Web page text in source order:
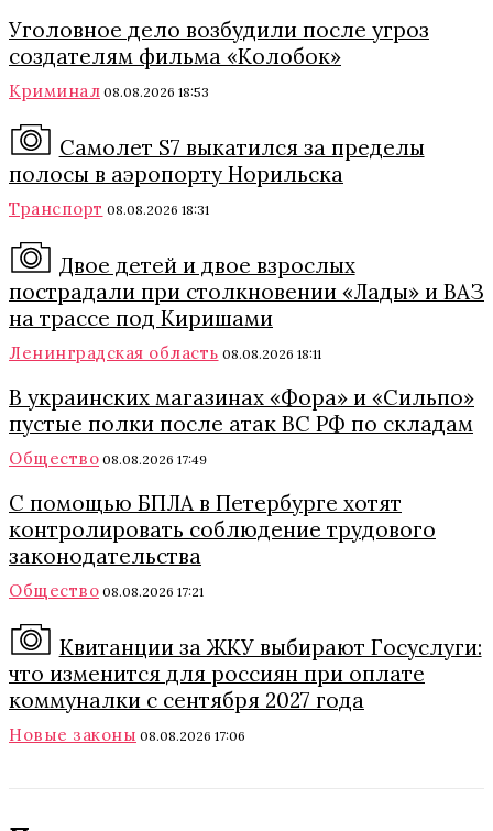
Уголовное дело возбудили после угроз
создателям фильма «Колобок»
Криминал 08.08.2026 18:53
Самолет S7 выкатился за пределы
полосы в аэропорту Норильска
Транспорт 08.08.2026 18:31
Двое детей и двое взрослых
пострадали при столкновении «Лады» и ВАЗ
на трассе под Киришами
Ленинградская область 08.08.2026 18:11
В украинских магазинах «Фора» и «Сильпо»
пустые полки после атак ВС РФ по складам
Общество 08.08.2026 17:49
С помощью БПЛА в Петербурге хотят
контролировать соблюдение трудового
законодательства
Общество 08.08.2026 17:21
Квитанции за ЖКУ выбирают Госуслуги:
что изменится для россиян при оплате
коммуналки с сентября 2027 года
Новые законы 08.08.2026 17:06